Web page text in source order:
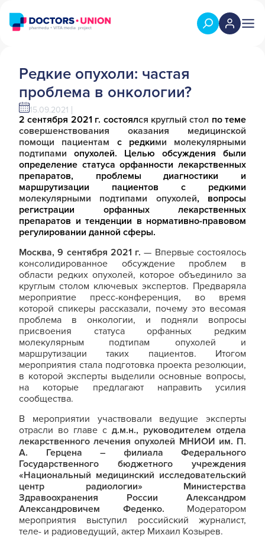
Редкие опухоли: частая
проблема в онкологии?
15.09.2021
2 сентября 2021 г. состоялся круглый стол по теме
совершенствования оказания медицинской
помощи пациентам с редкими молекулярными
подтипами опухолей. Целью обсуждения были
определение статуса орфанности лекарственных
препаратов, проблемы диагностики и
маршрутизации пациентов с редкими
молекулярными подтипами опухолей, вопросы
регистрации орфанных лекарственных
препаратов и тенденции в нормативно-правовом
регулировании данной сферы.
Москва, 9 сентября 2021 г. — Впервые состоялось
консолидированное обсуждение проблем в
области редких опухолей, которое объединило за
круглым столом ключевых экспертов. Предваряла
мероприятие пресс-конференция, во время
которой спикеры рассказали, почему это весомая
проблема в онкологии, и подняли вопросы
присвоения статуса орфанных редким
молекулярным подтипам опухолей и
маршрутизации таких пациентов. Итогом
мероприятия стала подготовка проекта резолюции,
в которой эксперты выделили основные вопросы,
на которые предлагают направить усилия
сообщества.
В мероприятии участвовали ведущие эксперты
отрасли во главе с д.м.н., руководителем отдела
лекарственного лечения опухолей МНИОИ им. П.
А. Герцена – филиала Федерального
Государственного бюджетного учреждения
«Национальный медицинский исследовательский
центр радиологии» Министерства
Здравоохранения России Александром
Александровичем Феденко. Модератором
мероприятия выступил российский журналист,
теле- и радиоведущий, актер Михаил Козырев.